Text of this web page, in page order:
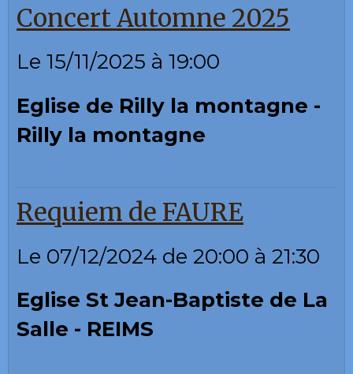
Concert Automne 2025
Le 15/11/2025 à 19:00
Eglise de Rilly la montagne -
Rilly la montagne
Requiem de FAURE
Le 07/12/2024 de 20:00 à 21:30
Eglise St Jean-Baptiste de La
Salle - REIMS